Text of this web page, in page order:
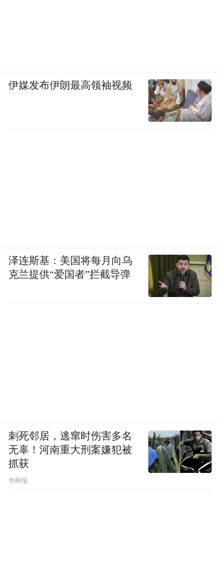
伊媒发布伊朗最高领袖视频
泽连斯基：美国将每月向乌
克兰提供“爱国者”拦截导弹
刺死邻居，逃窜时伤害多名
无辜！河南重大刑案嫌犯被
抓获
华商报